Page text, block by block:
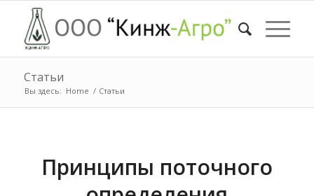
Статьи
Вы здесь: Home / Статьи
Принципы поточного